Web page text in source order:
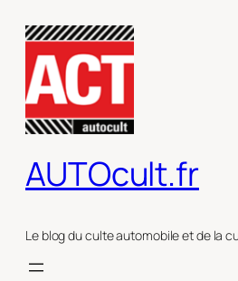
contenu
AUTOcult.fr
Le blog du culte automobile et de la